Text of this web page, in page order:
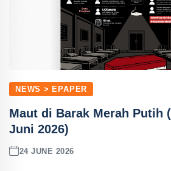
NEWS > EPAPER
Maut di Barak Merah Putih
Juni 2026)
24 JUNE 2026